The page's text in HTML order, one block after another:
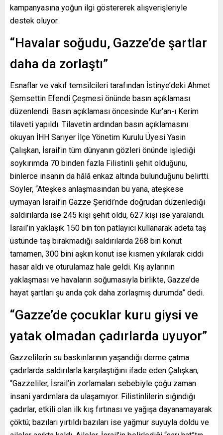
kampanyasına yoğun ilgi göstererek alışverişleriyle
destek oluyor.
“Havalar soğudu, Gazze’de şartlar
daha da zorlaştı”
Esnaflar ve vakıf temsilcileri tarafından İstinye’deki Ahmet
Şemsettin Efendi Çeşmesi önünde basın açıklaması
düzenlendi. Basın açıklaması öncesinde Kur’an-ı Kerim
tilaveti yapıldı. Tilavetin ardından basın açıklamasını
okuyan İHH Sarıyer İlçe Yönetim Kurulu Üyesi Yasin
Çalışkan, İsrail’in tüm dünyanın gözleri önünde işlediği
soykırımda 70 binden fazla Filistinli şehit olduğunu,
binlerce insanın da hâlâ enkaz altında bulunduğunu belirtti.
Söyler, “Ateşkes anlaşmasından bu yana, ateşkese
uymayan İsrail’in Gazze Şeridi’nde doğrudan düzenlediği
saldırılarda ise 245 kişi şehit oldu, 627 kişi ise yaralandı.
İsrail’in yaklaşık 150 bin ton patlayıcı kullanarak adeta taş
üstünde taş bırakmadığı saldırılarda 268 bin konut
tamamen, 300 bini aşkın konut ise kısmen yıkılarak ciddi
hasar aldı ve oturulamaz hale geldi. Kış aylarının
yaklaşması ve havaların soğumasıyla birlikte, Gazze’de
hayat şartları şu anda çok daha zorlaşmış durumda” dedi.
“Gazze’de çocuklar kuru giysi ve
yatak olmadan çadırlarda uyuyor”
Gazzelilerin su baskınlarının yaşandığı derme çatma
çadırlarda saldırılarla karşılaştığını ifade eden Çalışkan,
“Gazzeliler, İsrail’in zorlamaları sebebiyle çoğu zaman
insani yardımlara da ulaşamıyor. Filistinlilerin sığındığı
çadırlar, etkili olan ilk kış fırtınası ve yağışa dayanamayarak
çöktü; bazıları yırtıldı bazıları ise yağmur suyuyla doldu ve